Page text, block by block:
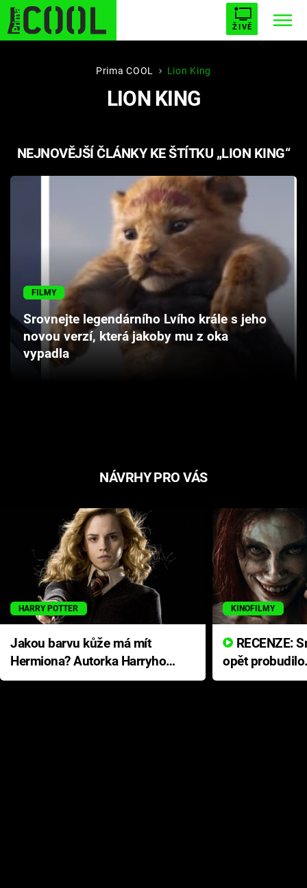
ŽIVĚ
STARHOUSE BUFFY, PŘEMOŽITELKA UPÍRŮ
PLNEJ KOTEL AVENGERS 5
Hry
Cool Esport
Pořady
Prima COOL Lion King
LION KING
NEJNOVĚJŠÍ ČLÁNKY KE ŠTÍTKU „LION KING“
FILMY
Srovnejte legendárního Lvího krále s jeho
novou verzí, která jakoby mu z oka
vypadla
NÁVRHY PRO VÁS
HARRY POTTER
Jakou barvu kůže má mít
Hermiona? Autorka Harryho
Pottera přišla s ráznou
KINOFILMY
opět
přichází s